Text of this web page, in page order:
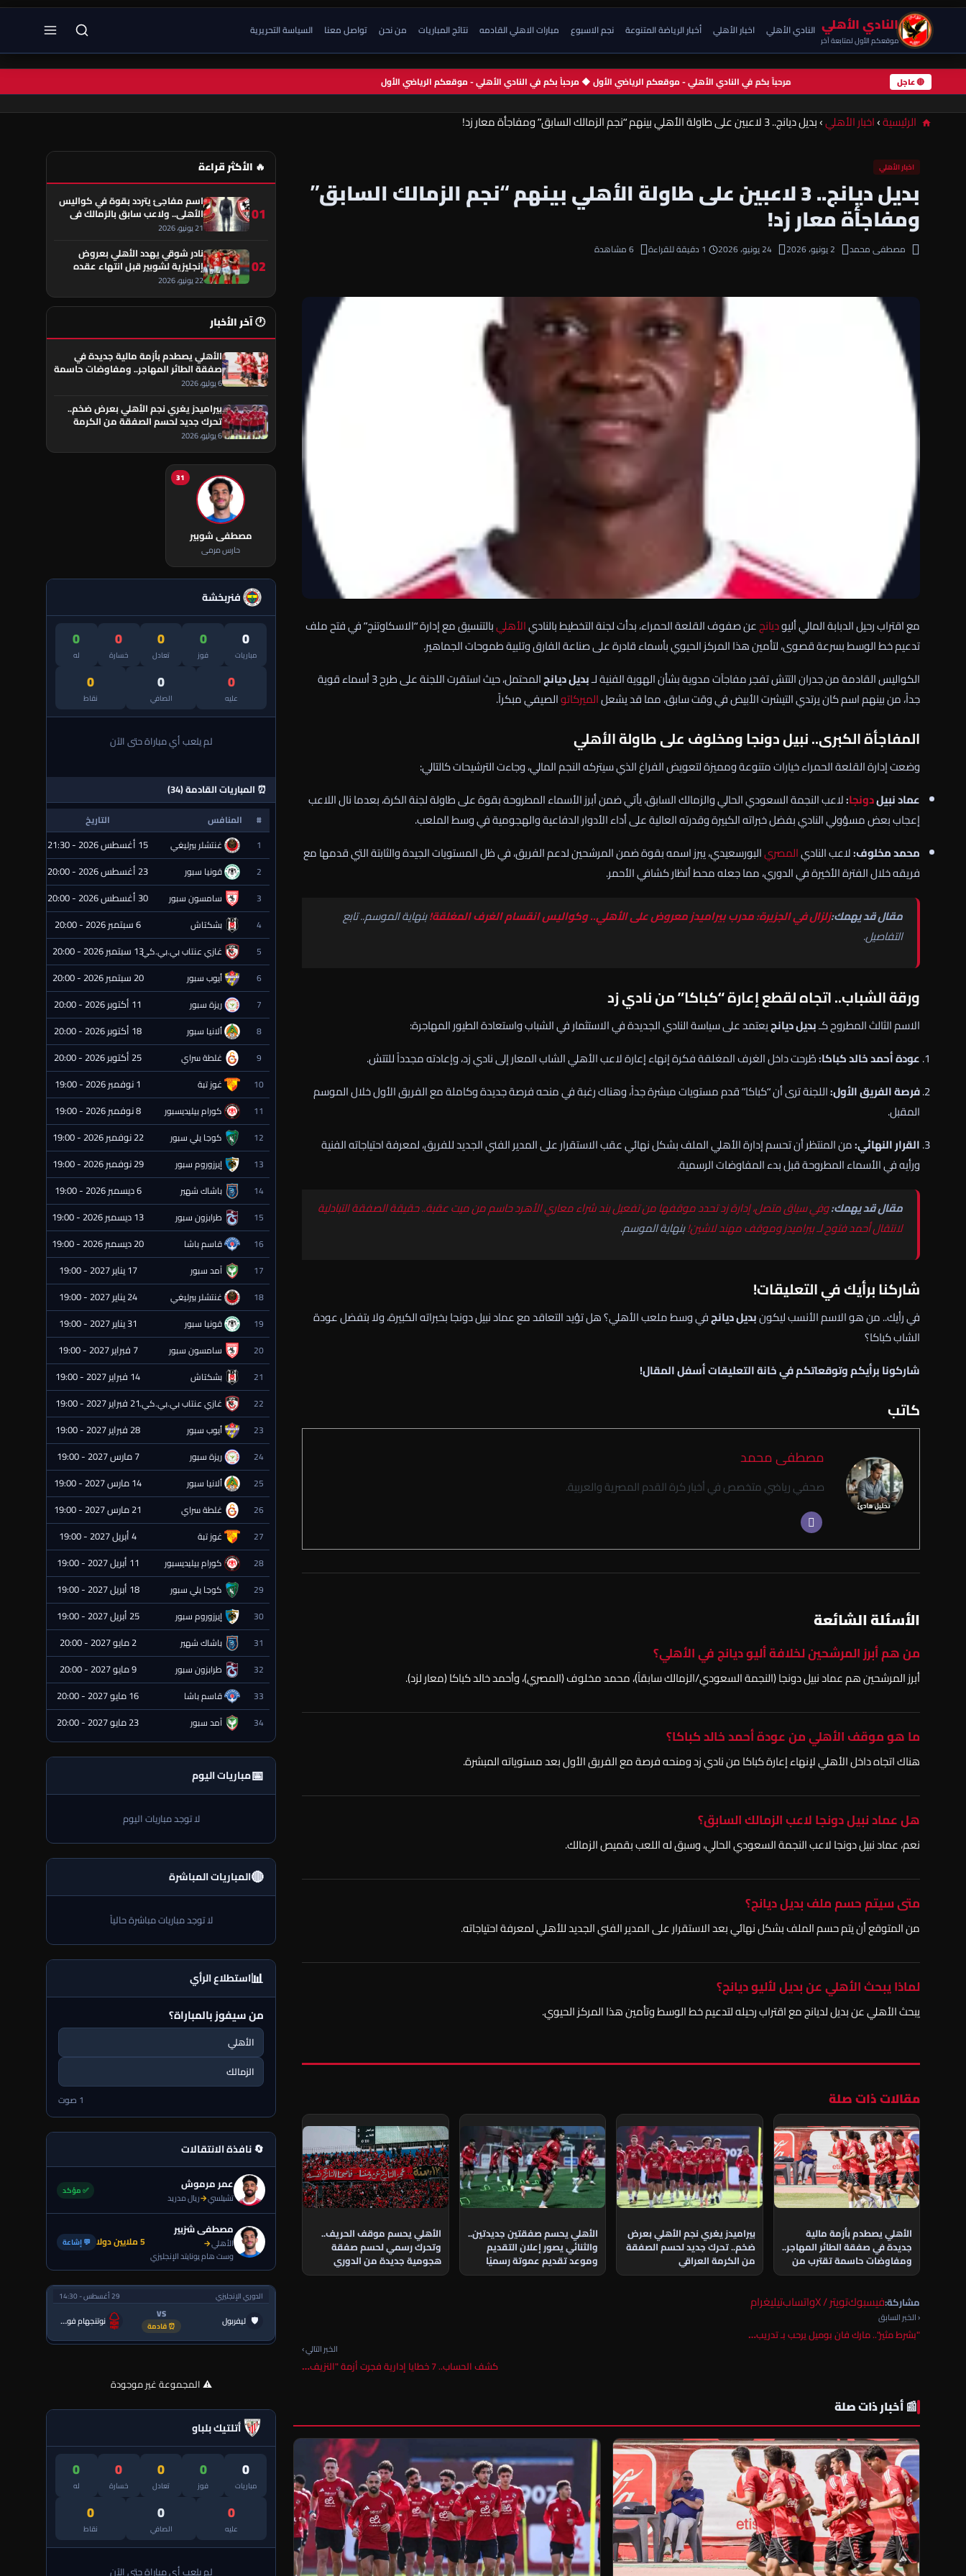
النادي الأهلي
موقعكم الأول لمتابعة آخر
النادي الأهلي اخبار الأهلي أخبار الرياضة المتنوعة نجم الاسبوع مبارات الاهلي القادمه نتائج المباريات من نحن تواصل معنا السياسة التحريرية
🔴 عاجل مرحباً بكم في النادي الأهلي - موقعكم الرياضي الأول ◆ مرحباً بكم في النادي الأهلي - موقعكم الرياضي الأول
الرئيسية›اخبار الأهلي›بديل ديانج.. 3 لاعبين على طاولة الأهلي بينهم “نجم الزمالك السابق” ومفاجأة معار زد!
اخبار الأهلي
بديل ديانج.. 3 لاعبين على طاولة الأهلي بينهم “نجم الزمالك السابق”
ومفاجأة معار زد!
مصطفى محمد 2 يونيو، 2026 24 يونيو، 2026 1 دقيقة للقراءة 6 مشاهدة
مع اقتراب رحيل الدبابة المالي أليوديانجعن صفوف القلعة الحمراء، بدأت لجنة التخطيط بالناديالأهليبالتنسيق مع إدارة “الاسكاوتنج” في فتح ملف
تدعيم خط الوسط بسرعة قصوى، لتأمين هذا المركز الحيوي بأسماء قادرة على صناعة الفارق وتلبية طموحات الجماهير.
الكواليس القادمة من جدران التتش تفجر مفاجآت مدوية بشأن الهوية الفنية لـبديل ديانج
المحتمل، حيث استقرت اللجنة على طرح 3 أسماء قوية
جداً، من بينهم اسم كان يرتدي التيشرت الأبيض في وقت سابق، مما قد يشعلالميركاتوالصيفي مبكراً.
المفاجأة الكبرى.. نبيل دونجا ومخلوف على طاولة الأهلي
وضعت إدارة القلعة الحمراء خيارات متنوعة ومميزة لتعويض الفراغ الذي سيتركه النجم المالي، وجاءت الترشيحات كالتالي:
عماد نبيلدونجا:لاعب النجمة السعودي الحالي والزمالك السابق، يأتي ضمن أبرز الأسماء المطروحة بقوة على طاولة لجنة الكرة، بعدما نال اللاعب
إعجاب بعض مسؤولي النادي بفضل خبراته الكبيرة وقدرته العالية على أداء الأدوار الدفاعية والهجومية في وسط الملعب.
محمد مخلوف:لاعب الناديالمصريالبورسعيدي، يبرز اسمه بقوة ضمن المرشحين لدعم الفريق، في ظل المستويات الجيدة والثابتة التي قدمها مع
فريقه خلال الفترة الأخيرة في الدوري، مما جعله محط أنظار كشافي الأحمر.
مقال قد يهمك:زلزال في الجزيرة: مدرب بيراميدز معروض على الأهلي.. وكواليس انقسام الغرف المغلقة!بنهاية الموسم.. تابع
التفاصيل.
ورقة الشباب.. اتجاه لقطع إعارة “كباكا” من نادي زد
الاسم الثالث المطروح كـبديل ديانجيعتمد على سياسة النادي الجديدة في الاستثمار في الشباب واستعادة الطيور المهاجرة:
عودة أحمد خالد كباكا:طُرحت داخل الغرف المغلقة فكرة إنهاء إعارة لاعب الأهلي الشاب المعار إلى نادي زد، وإعادته مجدداً للتتش.
فرصة الفريق الأول:اللجنة ترى أن “كباكا” قدم مستويات مبشرة جداً، وهناك رغبة في منحه فرصة جديدة وكاملة مع الفريق الأول خلال الموسم
المقبل.
القرار النهائي:من المنتظر أن تحسم إدارة الأهلي الملف بشكل نهائي عقب الاستقرار على المدير الفني الجديد للفريق، لمعرفة احتياجاته الفنية
ورأيه في الأسماء المطروحة قبل بدء المفاوضات الرسمية.
مقال قد يهمك:وفي سياق متصل، إدارة زد تحدد موقفها من تفعيل بند شراء معاري الأهرد حاسم من ميت عقبة.. حقيقة الصفقة التبادلية
لانتقال أحمد فتوح لـ بيراميدز وموقف مهند لاشين!بنهاية الموسم.
شاركنا برأيك في التعليقات!
في رأيك.. من هو الاسم الأنسب ليكونبديل ديانجفي وسط ملعب الأهلي؟ هل تؤيد التعاقد مع عماد نبيل دونجا بخبراته الكبيرة، ولا بتفضل عودة
الشاب كباكا؟
شاركونا برأيكم وتوقعاتكم في خانة التعليقات أسفل المقال!
كاتب
مصطفى محمد
صحفي رياضي متخصص في أخبار كرة القدم المصرية والعربية.
الأسئلة الشائعة
من هم أبرز المرشحين لخلافة أليو ديانج في الأهلي؟
أبرز المرشحين هم عماد نبيل دونجا (النجمة السعودي/الزمالك سابقاً)، محمد مخلوف (المصري)، وأحمد خالد كباكا (معار لزد).
ما هو موقف الأهلي من عودة أحمد خالد كباكا؟
هناك اتجاه داخل الأهلي لإنهاء إعارة كباكا من نادي زد ومنحه فرصة مع الفريق الأول بعد مستوياته المبشرة.
هل عماد نبيل دونجا لاعب الزمالك السابق؟
نعم، عماد نبيل دونجا لاعب النجمة السعودي الحالي، وسبق له اللعب بقميص الزمالك.
متى سيتم حسم ملف بديل ديانج؟
من المتوقع أن يتم حسم الملف بشكل نهائي بعد الاستقرار على المدير الفني الجديد للأهلي لمعرفة احتياجاته.
لماذا يبحث الأهلي عن بديل لأليو ديانج؟
يبحث الأهلي عن بديل لديانج مع اقتراب رحيله لتدعيم خط الوسط وتأمين هذا المركز الحيوي.
مقالات ذات صلة
الأهلي يصطدم بأزمة مالية
جديدة في صفقة الطائر المهاجر..
ومفاوضات حاسمة تقترب من
الحسم
بيراميدز يغري نجم الأهلي بعرض
ضخم.. تحرك جديد لحسم الصفقة
من الكرمة العراقي
الأهلي يحسم صفقتين جديدتين..
والثنائي يصور إعلان التقديم
وموعد تقديم عموتة رسميًا
الأهلي يحسم موقف الحريف..
وتحرك رسمي لحسم صفقة
هجومية جديدة من الدوري
الجزائري
مشاركة:فيسبوكتويتر / X واتسابتيليغرام
‹ الخبر السابق
"بشرط مثير".. مارك فان بوميل يرحب بـ تدريب…
الخبر التالي ›
كشف الحساب.. 7 خطايا إدارية فجرت أزمة "النزيف…
📰 أخبار ذات صلة
🔥 الأكثر قراءة
01
اسم مفاجئ يتردد بقوة في كواليس
الأهلي.. ولاعب سابق بالزمالك في
قلب الحكاية!
21 يونيو، 2026
02
نادر شوقي يهدد الأهلي بعروض
إنجليزية لشوبير قبل انتهاء عقده
22 يونيو، 2026
🕐 آخر الأخبار
الأهلي يصطدم بأزمة مالية جديدة في
صفقة الطائر المهاجر.. ومفاوضات حاسمة
تقترب من الحسم
6 يوليو، 2026
بيراميدز يغري نجم الأهلي بعرض ضخم..
تحرك جديد لحسم الصفقة من الكرمة
العراقي
6 يوليو، 2026
31
مصطفى شوبير
حارس مرمى
فنربخشة
0
مباريات
0
فوز
0
تعادل
0
خسارة
0
له
0
عليه
0
الصافي
0
نقاط
لم يلعب أي مباراة حتى الآن
⏰ المباريات القادمة (34)
# المنافس التاريخ
1
غنتشلر بيرليغي 15 أغسطس 2026 - 21:30
2 قونيا سبور 23 أغسطس 2026 - 20:00
3 سامسون سبور 30 أغسطس 2026 - 20:00
4 بشكتاش 6 سبتمبر 2026 - 20:00
5 غازي عنتاب بي.بي.كي.13 سبتمبر 2026 - 20:00
6 أيوب سبور 20 سبتمبر 2026 - 20:00
7 ريزة سبور 11 أكتوبر 2026 - 20:00
8 ألانيا سبور 18 أكتوبر 2026 - 20:00
9 غلطة سراي 25 أكتوبر 2026 - 20:00
10 غوز تبة 1 نوفمبر 2026 - 19:00
11 كورام بيليديسبور 8 نوفمبر 2026 - 19:00
12 كوجا يلي سبور 22 نوفمبر 2026 - 19:00
13 إيرزوروم سبور 29 نوفمبر 2026 - 19:00
14 باشاك شهير 6 ديسمبر 2026 - 19:00
15 طرابزون سبور 13 ديسمبر 2026 - 19:00
16 قاسم باشا 20 ديسمبر 2026 - 19:00
17 آمد سبور 17 يناير 2027 - 19:00
18 غنتشلر بيرليغي 24 يناير 2027 - 19:00
19 قونيا سبور 31 يناير 2027 - 19:00
20 سامسون سبور 7 فبراير 2027 - 19:00
21 بشكتاش 14 فبراير 2027 - 19:00
22 غازي عنتاب بي.بي.كي.21 فبراير 2027 - 19:00
23 أيوب سبور 28 فبراير 2027 - 19:00
24 ريزة سبور 7 مارس 2027 - 19:00
25 ألانيا سبور 14 مارس 2027 - 19:00
26 غلطة سراي 21 مارس 2027 - 19:00
27 غوز تبة 4 أبريل 2027 - 19:00
28 كورام بيليديسبور 11 أبريل 2027 - 19:00
29 كوجا يلي سبور 18 أبريل 2027 - 19:00
30 إيرزوروم سبور 25 أبريل 2027 - 19:00
31 باشاك شهير 2 مايو 2027 - 20:00
32 طرابزون سبور 9 مايو 2027 - 20:00
33 قاسم باشا 16 مايو 2027 - 20:00
34 آمد سبور 23 مايو 2027 - 20:00
📅مباريات اليوم
لا توجد مباريات اليوم
🔴المباريات المباشرة
لا توجد مباريات مباشرة حالياً
📊استطلاع الرأي
من سيفوز بالمباراة؟
الأهلي
الزمالك
1 صوت
🔄 نافذة الانتقالات
عمر مرموش
تشيلسي→ريال مدريد
✅ مؤكد
مصطفى شزبير
الأهلي→
وست هام يونايتد الإنجليزي
5 ملايين دولا 💬 إشاعة
الدوري الإنجليزي 29 أغسطس - 14:30
🛡 ليفربول VS
⏰ قادمة نوتنجهام فورست
⚠️ المجموعة غير موجودة
أتلتيك بلباو
0
مباريات
0
فوز
0
تعادل
0
خسارة
0
له
0
عليه
0
الصافي
0
نقاط
لم يلعب أي مباراة حتى الآن